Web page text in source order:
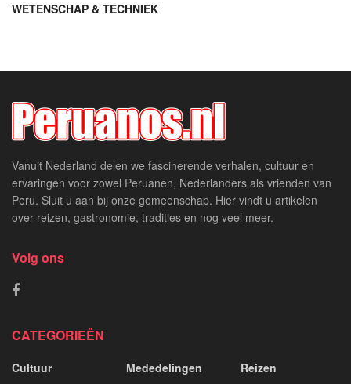
WETENSCHAP & TECHNIEK
Vanuit Nederland delen we fascinerende verhalen, cultuur en
ervaringen voor zowel Peruanen, Nederlanders als vrienden van
Peru. Sluit u aan bij onze gemeenschap. Hier vindt u artikelen
over reizen, gastronomie, tradities en nog veel meer.
Volg ons
CATEGORIEËN
Cultuur
Mededelingen
Reizen